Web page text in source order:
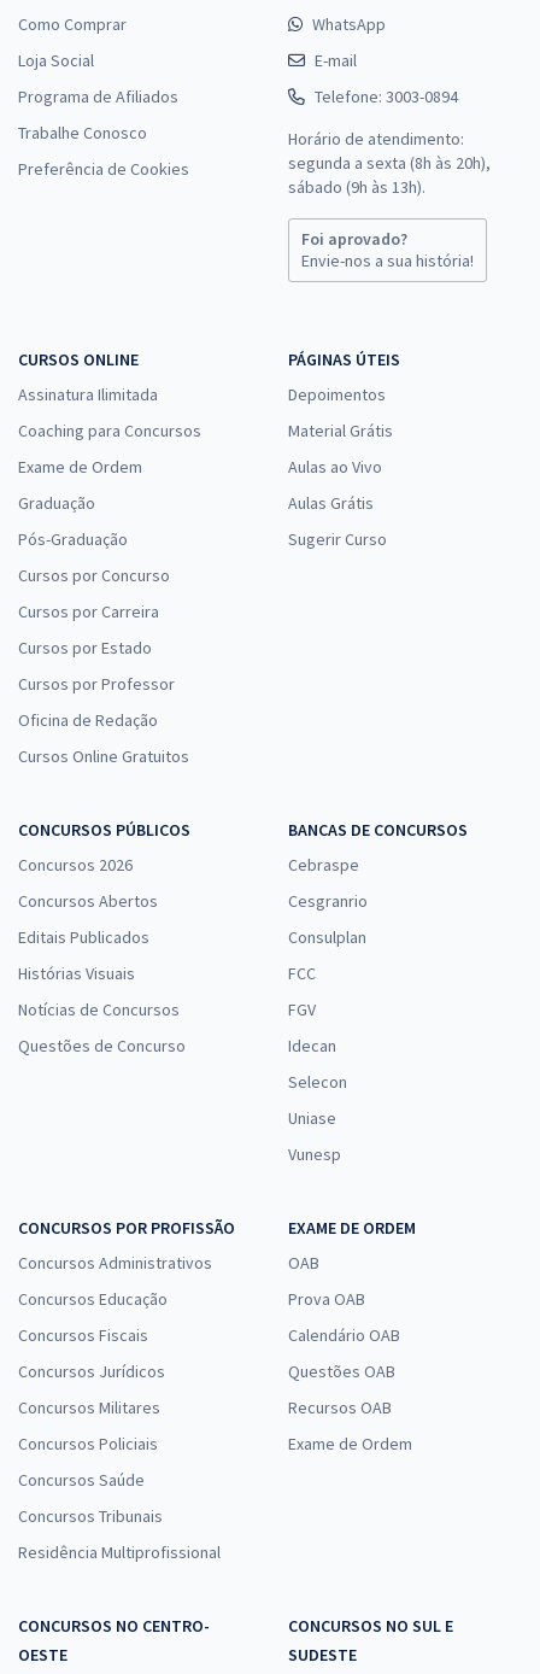
Como Comprar
Loja Social
Programa de Afiliados
Trabalhe Conosco
Preferência de Cookies
WhatsApp
E-mail
Telefone: 3003-0894
Horário de atendimento:
segunda a sexta (8h às 20h),
sábado (9h às 13h).
Foi aprovado?
Envie-nos a sua história!
CURSOS ONLINE
Assinatura Ilimitada
Coaching para Concursos
Exame de Ordem
Graduação
Pós-Graduação
Cursos por Concurso
Cursos por Carreira
Cursos por Estado
Cursos por Professor
Oficina de Redação
Cursos Online Gratuitos
PÁGINAS ÚTEIS
Depoimentos
Material Grátis
Aulas ao Vivo
Aulas Grátis
Sugerir Curso
CONCURSOS PÚBLICOS
Concursos 2026
Concursos Abertos
Editais Publicados
Histórias Visuais
Notícias de Concursos
Questões de Concurso
BANCAS DE CONCURSOS
Cebraspe
Cesgranrio
Consulplan
FCC
FGV
Idecan
Selecon
Uniase
Vunesp
CONCURSOS POR PROFISSÃO
Concursos Administrativos
Concursos Educação
Concursos Fiscais
Concursos Jurídicos
Concursos Militares
Concursos Policiais
Concursos Saúde
Concursos Tribunais
Residência Multiprofissional
EXAME DE ORDEM
OAB
Prova OAB
Calendário OAB
Questões OAB
Recursos OAB
Exame de Ordem
CONCURSOS NO CENTRO-
OESTE
CONCURSOS NO SUL E
SUDESTE